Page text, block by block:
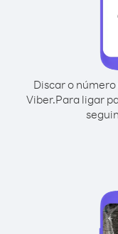
Discar o
Viber.Para ligar